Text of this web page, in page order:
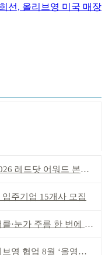
선, 올리브영 미국 매장
드닷 어워드 본상 2개 수상
주기업 15개사 모집
가 주름 한 번에 더블 케어
협업 8월 ‘올영픽’ 선정